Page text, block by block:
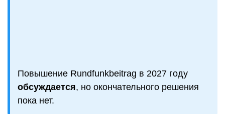
Повышение Rundfunkbeitrag в 2027 году
обсуждается, но окончательного решения
пока нет.